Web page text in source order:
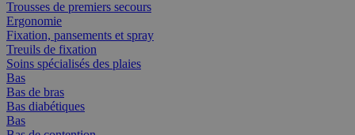
Trousses de premiers secours
Ergonomie
Fixation, pansements et spray
Treuils de fixation
Soins spécialisés des plaies
Bas
Bas de bras
Bas diabétiques
Bas